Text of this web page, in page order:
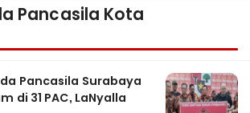
Pancasila Kota
Pancasila Surabaya
di 31 PAC, LaNyalla